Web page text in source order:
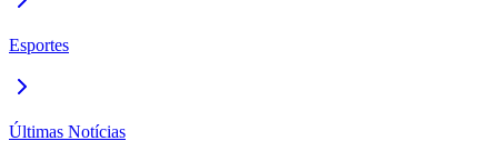
Esportes
Últimas Notícias